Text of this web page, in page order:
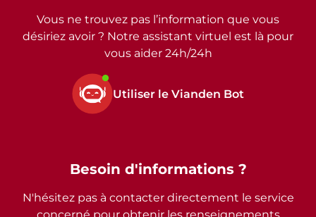
Vous ne trouvez pas l’information que vous
désiriez avoir ? Notre assistant virtuel est là pour
vous aider 24h/24h
Utiliser le Vianden Bot
Besoin d'informations ?
N'hésitez pas à contacter directement le service